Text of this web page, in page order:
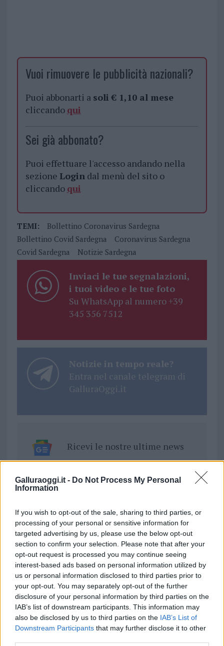
Galluraoggi.it - Do Not Process My Personal
Information
If you wish to opt-out of the sale, sharing to third parties, or
processing of your personal or sensitive information for
targeted advertising by us, please use the below opt-out
section to confirm your selection. Please note that after your
opt-out request is processed you may continue seeing
interest-based ads based on personal information utilized by
us or personal information disclosed to third parties prior to
your opt-out. You may separately opt-out of the further
disclosure of your personal information by third parties on the
IAB’s list of downstream participants. This information may
also be disclosed by us to third parties on the IAB’s List of
Downstream Participants that may further disclose it to other
Vuoi rimuovere le pubblicità nazionali?
Puoi abbonarti a soli € 1,10 al mese
cliccando qui
Sei già abbonato?
Puoi effettuare l'accesso andando nella
sezione Logindal menù del sito o
cliccando qui
TEMI:
Bollettino Coronavirus Sardegna
Bollettino Covid Sardegna
Coronavirus Sardegna
Covid Sardegna
Notizie Sardegna
Inviaci le tue segnalazioni,
i tuoi video e le tue foto
Su WhatsApp al numero +39
345 356 7512
Notizie in tempo reale?
Entra nel canale telegram di
GalluraOggi.it
Ricevi le nostre ultime news
da Google News
Condividi l'articolo
F
a
ce
b
o
o
k
T
w
it
te
r
Pi
n
te
re
st
W
h
at
s
A
p
p
S
h
a
re
Articolo precedente
Prossimo articolo
NOTIZIE RECENTI